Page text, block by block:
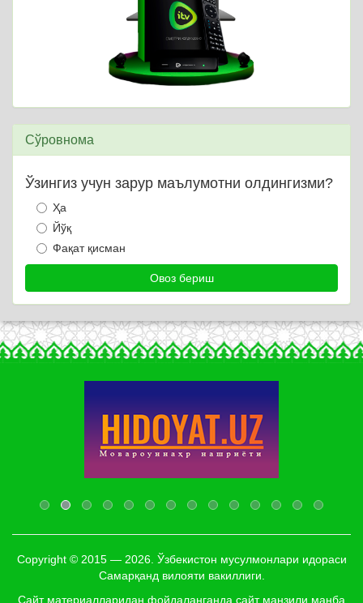
Сўровнома
Ўзингиз учун зарур маълумотни олдингизми?
Ҳа
Йўқ
Фақат қисман
Copyright © 2015 — 2026. Ўзбекистон мусулмонлари идораси
Самарқанд вилояти вакиллиги.
Сайт материалларидан фойдаланганда сайт манзили манба